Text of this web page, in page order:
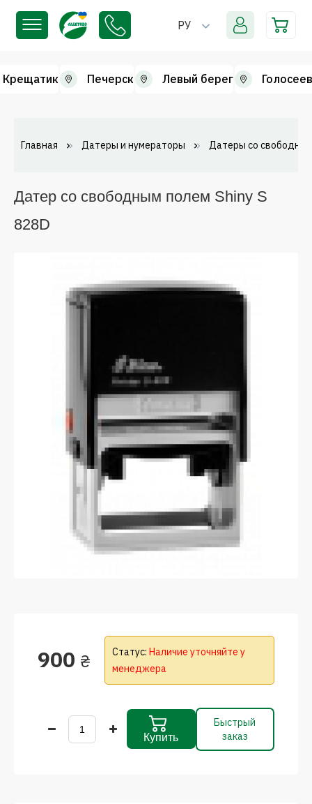
РУ
Крещатик Печерск Левый берег
Главная Датеры и нумераторы Датеры со
Датер со свободным полем Shiny S
828D
900 ₴ Статус: Наличие уточняйте у
менеджера
Купить
Быстрый
заказ